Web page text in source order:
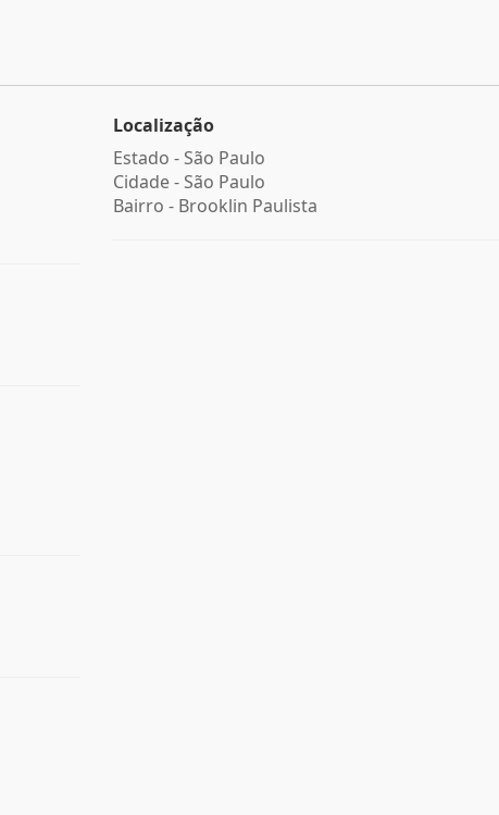
Localização
Estado - São Paulo
Cidade - São Paulo
Bairro - Brooklin Paulista